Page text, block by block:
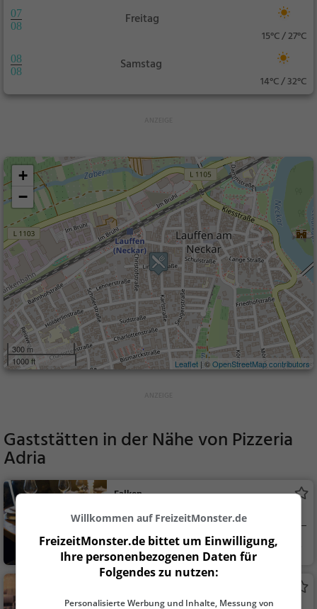
07
08
Freitag
15°C / 27°C
08
08
Samstag
14°C / 32°C
+
−
300 m
1000 ft
Leaflet | ©OpenStreetMap contributors
Gaststätten in der Nähe von Pizzeria
Adria
Falken
Restaurant in Lauffen am Neckar
Lauffen am Neckar
Restaurant, Aben
dessen, Mittagessen
Willkommen auf FreizeitMonster.de
FreizeitMonster.de bittet um Einwilligung,
Ihre personenbezogenen Daten für
Folgendes zu nutzen:
Personalisierte Werbung und Inhalte, Messung von